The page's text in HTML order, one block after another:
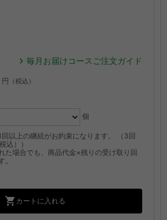
毎月お届けコースご注文ガイド
円 （税込）
個
以上の継続がお約束になります。
（3回
込））
た場合でも、商品代金×残りの受け取り回
カートに入れる